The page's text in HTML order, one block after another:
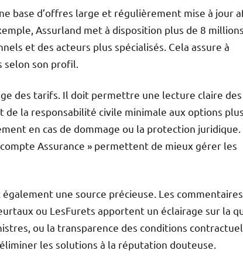
base d’offres large et régulièrement mise à jour
Assurland met à disposition plus de 8 millions
et des acteurs plus spécialisés. Cela assure à
son profil.
des tarifs. Il doit permettre une lecture claire des
la responsabilité civile minimale aux options plus
en cas de dommage ou la protection juridique.
Assurance » permettent de mieux gérer les
une source précieuse. Les commentaires
ou LesFurets apportent un éclairage sur la
ou la transparence des conditions
les solutions à la réputation douteuse.